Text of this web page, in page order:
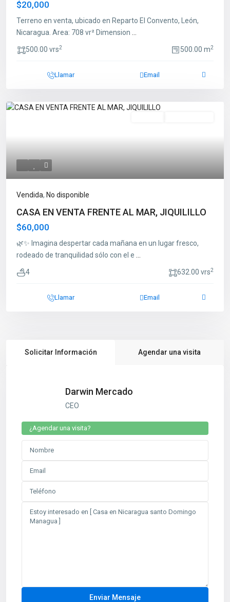
$20,000
Terreno en venta, ubicado en Reparto El Convento, León,
Nicaragua. Area: 708 vr² Dimension
500.00 vrs2 500.00 m2
Llamar Email
Vendida, No disponible
CASA EN VENTA FRENTE AL MAR, JIQUILILLO
$60,000
🌿✨ Imagina despertar cada mañana en un lugar fresco,
rodeado de tranquilidad sólo con el e
4 632.00 vrs2
Llamar Email
Solicitar Información Agendar una visita
Darwin Mercado
CEO
¿Agendar una visita?